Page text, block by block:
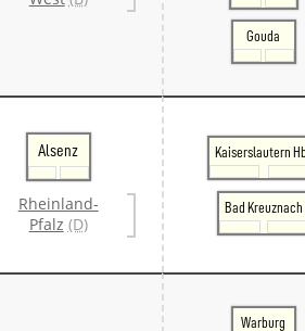
Gouda
Alsenz
Rheinland-
Pfalz (D)
Kaiserslautern
Bad Kreuznach
Warburg